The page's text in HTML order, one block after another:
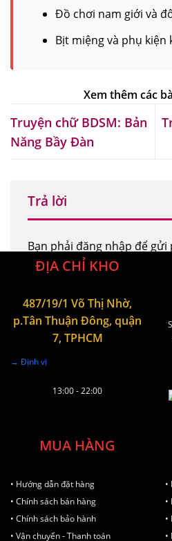
Đồ chơi nam giới và
Bịt miệng và phụ kiện
Truyện chữ BDSM: Bản
Năng Bầy Đàn
Trả lời
Bạn phải đăng nhập để gửi
ĐỊA CHỈ KHO
487/19/1 Võ Thị Nhờ,
p.Tân Thuận Đông, quận
7, TPHCM
→ Định vị
13:00 - 22:00
MUA HÀNG
• Hướng dẫn đặt hàng
• Chính sách bán hàng
• Chính sách bảo hành
• Vận chuyển - Thanh toán